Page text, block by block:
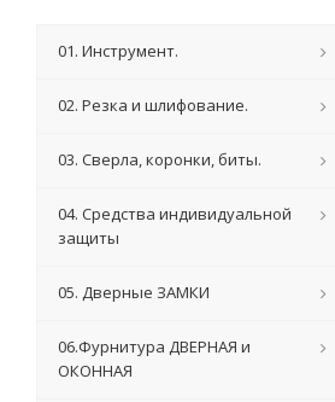
01. Инструмент.
02. Резка и шлифование.
03. Сверла, коронки, биты.
04. Средства индивидуальной
защиты
05. Дверные ЗАМКИ
06.Фурнитура ДВЕРНАЯ и
ОКОННАЯ